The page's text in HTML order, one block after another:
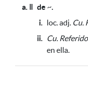
a. ǁ de ~.
i. loc. adj. Cu.
ii.
Cu.
en ella.